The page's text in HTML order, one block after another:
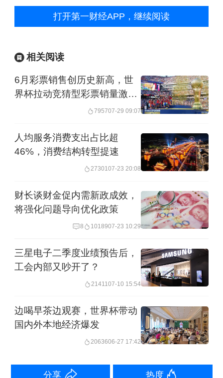
外，市级财政另配套1000万元，形成多
层次资金保障体系；重庆市创新打造“现
系，除现金奖励外，消费者可领取餐
饮、零售等领域优惠券，联动本地龙头
企业推出实物奖品，实现政企民三方共
举报
文章作者
此内容为第一财经原创，著作权归第一财经所有。未经第一财
制或建立镜像。第一财经保留追究侵权者法律责任的权利。
如需获得授权请联系第一财经版权部：
banquan@yicai.com
打开第一财经APP，继续阅读
相关阅读
6月彩票销售创历史新高，世
界杯拉动竞猜型彩票销量激增
795707-29 09:07
人均服务消费支出占比超
46%，消费结构转型提速
2730107-23 20:08
财长谈财金促内需新政成效，
将强化问题导向优化政策
8 1018907-23 10:29
三星电子二季度业绩预告后，
工会内部又吵开了？
2141107-10 15:54
边喝早茶边观赛，世界杯带动
国内外本地经济爆发
2063606-27 17:42
分享 热度